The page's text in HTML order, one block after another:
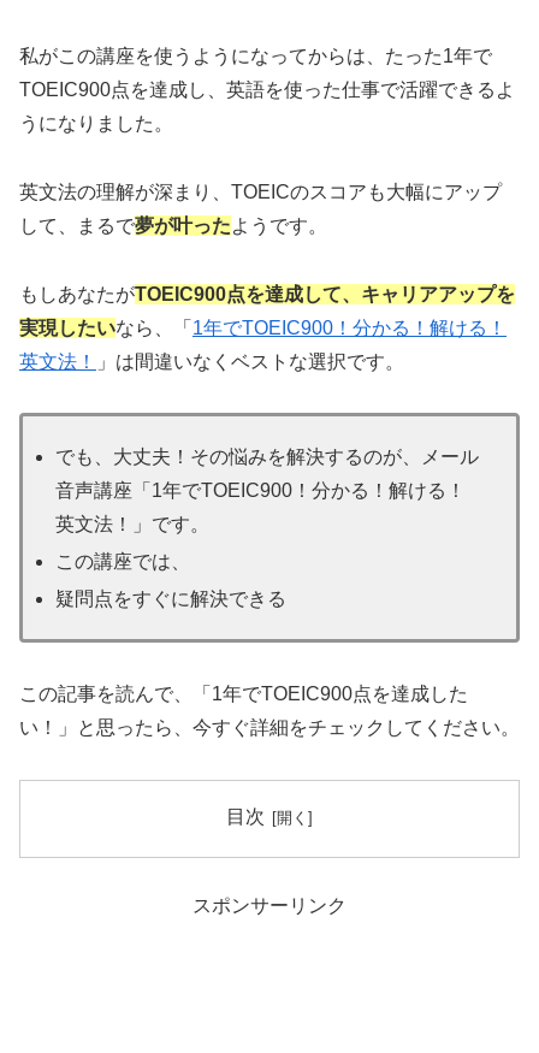
私がこの講座を使うようになってからは、たった1年で
TOEIC900点を達成し、英語を使った仕事で活躍できるよ
うになりました。
英文法の理解が深まり、TOEICのスコアも大幅にアップ
して、まるで夢が叶ったようです。
もしあなたがTOEIC900点を達成して、キャリアアップを
実現したいなら、「 1年でTOEIC900！分かる！解ける！
英文法！
」は間違いなくベストな選択です。
でも、大丈夫！その悩みを解決するのが、メール
音声講座「1年でTOEIC900！分かる！解ける！
英文法！」です。
この講座では、
疑問点をすぐに解決できる
この記事を読んで、「1年でTOEIC900点を達成した
い！」と思ったら、今すぐ詳細をチェックしてください。
目次
スポンサーリンク